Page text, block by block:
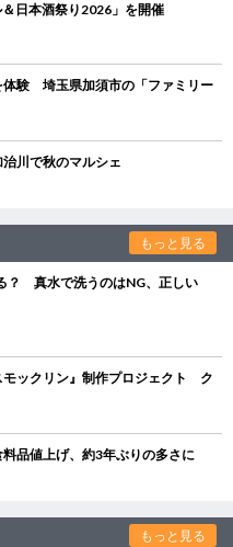
日本酒祭り2026」を開催
体験 埼玉県加須市の「ファミリー
川で秋のマルシェ
もっと見る
？ 真水で洗うのはNG、正しい
モックリン』制作プロジェクト ク
品値上げ、約3年ぶりの多さに
もっと見る